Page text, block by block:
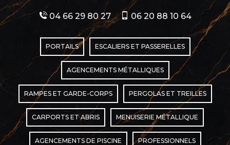
04 66 29 80 27 06 20 88 10 64
PORTAILS ESCALIERS ET PASSERELLES
AGENCEMENTS MÉTALLIQUES
RAMPES ET GARDE-CORPS PERGOLAS ET TREILLES
CARPORTS ET ABRIS MENUISERIE MÉTALLIQUE
AGENCEMENTS DE PISCINE PROFESSIONNELS